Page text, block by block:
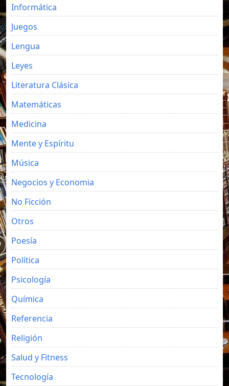
Informática
Juegos
Lengua
Leyes
Literatura Clásica
Matemáticas
Medicina
Mente y Espíritu
Música
Negocios y Economia
No Ficción
Otros
Poesía
Política
Psicología
Química
Referencia
Religión
Salud y Fitness
Tecnología